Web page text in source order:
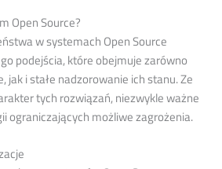
Open Source?
w systemach Open Source
podejścia, które obejmuje zarówno
jak i stałe nadzorowanie ich stanu. Ze
tych rozwiązań, niezwykle ważne
ograniczających możliwe zagrożenia.